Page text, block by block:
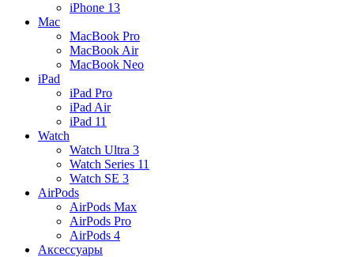
iPhone 13
Mac
MacBook Pro
MacBook Air
MacBook Neo
iPad
iPad Pro
iPad Air
iPad 11
Watch
Watch Ultra 3
Watch Series 11
Watch SE 3
AirPods
AirPods Max
AirPods Pro
AirPods 4
Аксессуары